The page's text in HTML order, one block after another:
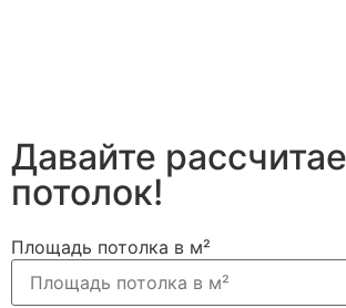
Давайте
потолок!
Площадь потолка в м²